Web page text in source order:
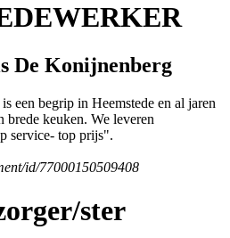
De Konijnenberg
een begrip in Heemstede en al jaren
brede keuken. We leveren
service- top prijs".
ster